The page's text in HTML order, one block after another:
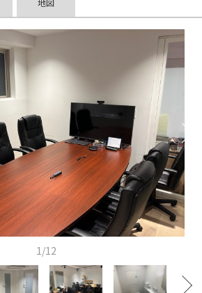
1/12